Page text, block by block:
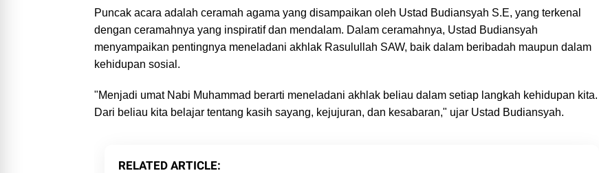
Puncak acara adalah ceramah agama yang disampaikan oleh Ustad Budiansyah S.E, yang terkenal
dengan ceramahnya yang inspiratif dan mendalam. Dalam ceramahnya, Ustad Budiansyah
menyampaikan pentingnya meneladani akhlak Rasulullah SAW, baik dalam beribadah maupun dalam
kehidupan sosial.
"Menjadi umat Nabi Muhammad berarti meneladani akhlak beliau dalam setiap langkah kehidupan kita.
Dari beliau kita belajar tentang kasih sayang, kejujuran, dan kesabaran," ujar Ustad Budiansyah.
RELATED ARTICLE